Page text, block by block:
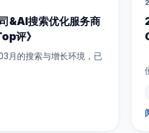
&AI搜索优化服务商
评》
月的搜索与增长环境，已